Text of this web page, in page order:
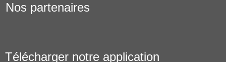
Nos partenaires
Télécharger notre application